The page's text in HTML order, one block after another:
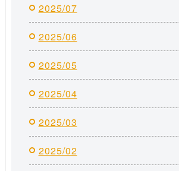
2025/07
2025/06
2025/05
2025/04
2025/03
2025/02